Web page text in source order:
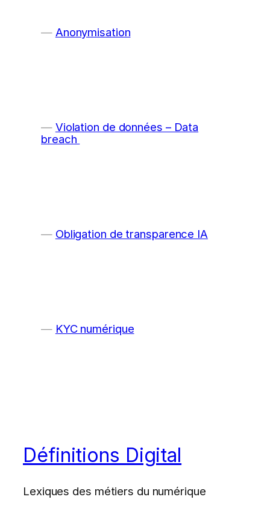
Anonymisation
Violation de données – Data
breach
Obligation de transparence IA
KYC numérique
Définitions Digital
Lexiques des métiers du numérique